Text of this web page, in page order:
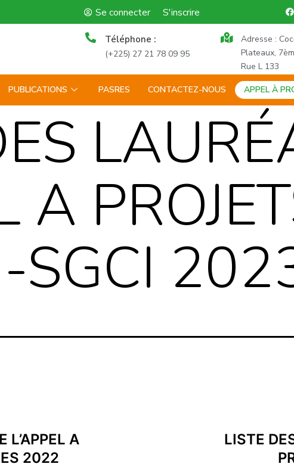
Se connecter S'inscrire
Téléphone :
(+225) 27 21 78 09 95
Adresse :
Plateaux,
Rue L 133
PUBLICATIONS PASRES CONTACTEZ-NOUS APPEL À
A
SGCI
L’APPEL A
2022
LISTE